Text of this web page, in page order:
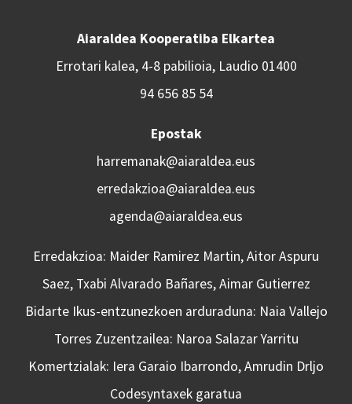
Aiaraldea Kooperatiba Elkartea
Errotari kalea, 4-8 pabilioia, Laudio 01400
94 656 85 54
Epostak
harremanak@aiaraldea.eus
erredakzioa@aiaraldea.eus
agenda@aiaraldea.eus
Erredakzioa: Maider Ramirez Martin, Aitor Aspuru
Saez, Txabi Alvarado Bañares, Aimar Gutierrez
Bidarte Ikus-entzunezkoen arduraduna: Naia Vallejo
Torres Zuzentzailea: Naroa Salazar Yarritu
Komertzialak: Iera Garaio Ibarrondo, Amrudin Drljo
Codesyntaxek garatua